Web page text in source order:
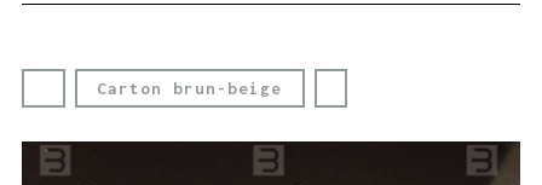
Carton brun-beige